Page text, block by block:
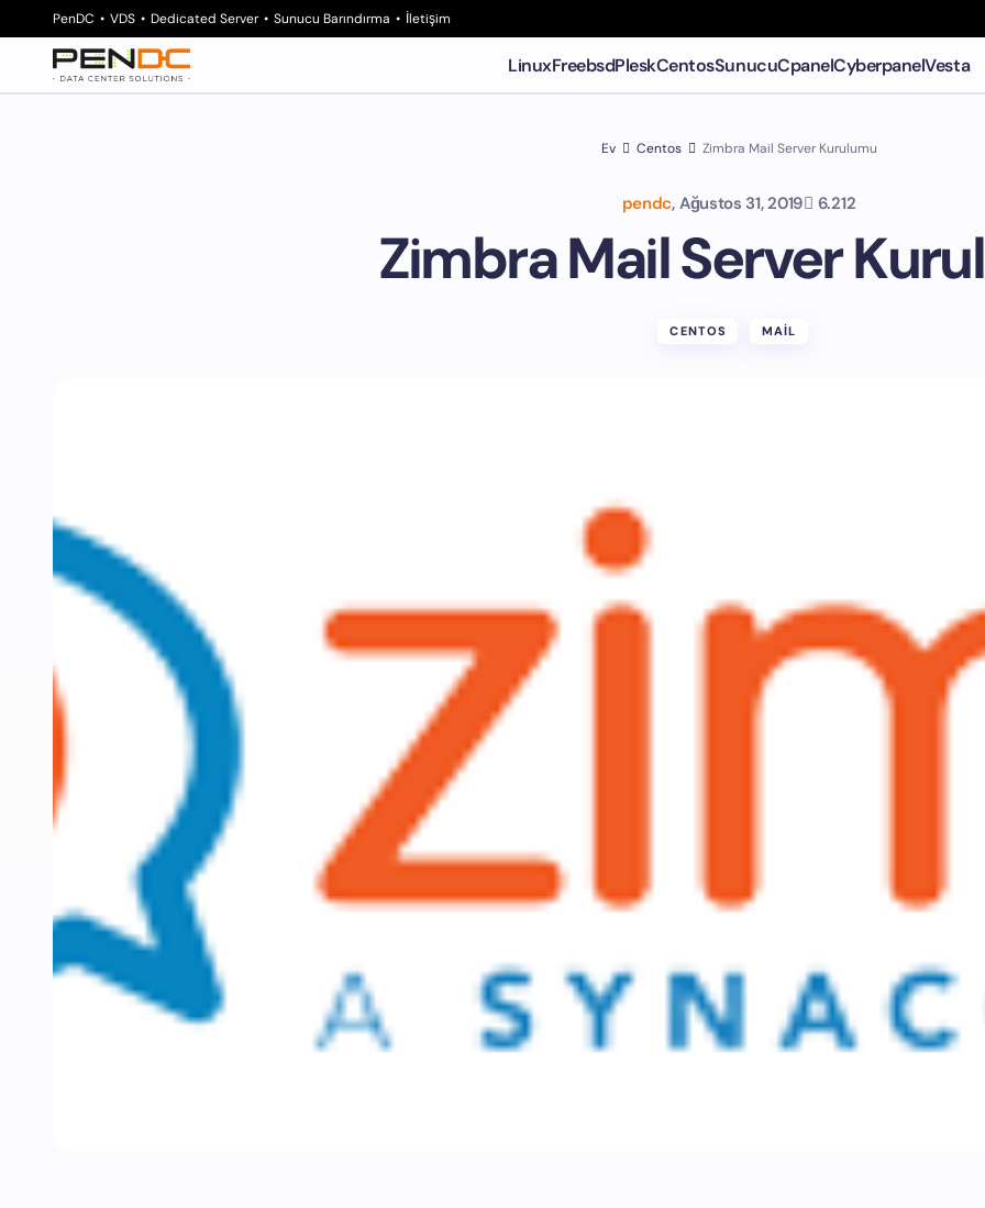
PenDC VDS Dedicated Server Sunucu Barındırma İletişim
LinuxFreebsdPleskCentosSunucuCpanelCyberpanelVesta
Ev Centos Zimbra Mail Server Kurulumu
pendc, Ağustos 31, 2019 6.212
Zimbra Mail Server
CENTOS MAIL